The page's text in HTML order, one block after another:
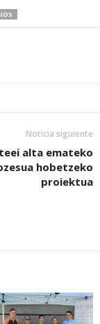
Noticia siguiente
alta emateko
hobetzeko
proiektua